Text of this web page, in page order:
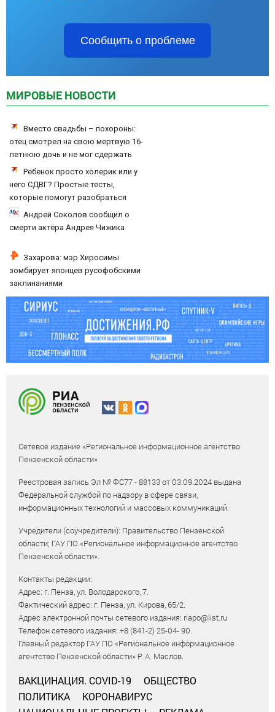
Сообщить о проблеме
МИРОВЫЕ НОВОСТИ
Вместо свадьбы – похороны:
отец смотрел на свою мертвую 16-
летнюю дочь и не мог сдержать
слезыРебенок просто холерик или у
него СДВГ? Простые тесты,
которые помогут разобраться
Андрей Соколов сообщил о
смерти актёра Андрея Чижика
Захарова: мэр Хиросимы
зомбирует японцев русофобскими
заклинаниями
Сетевое издание «Региональное информационное агентство
Пензенской области»
Реестровая запись Эл № ФС77 - 88133 от 03.09.2024 выдана
Федеральной службой по надзору в сфере связи,
информационных технологий и массовых коммуникаций.
Учредители (соучредители): Правительство Пензенской
области; ГАУ ПО «Региональное информационное агентство
Пензенской области».
Контакты редакции:
Адрес: г. Пенза, ул. Володарского, 7.
Фактический адрес: г. Пенза, ул. Кирова, 65/2.
Адрес электронной почты сетевого издания: riapo@list.ru
Телефон сетевого издания: +8 (841-2) 25-04- 90.
Главный редактор ГАУ ПО «Региональное информационное
агентство Пензенской области» Р. А. Маслов.
ВАКЦИНАЦИЯ. COVID-19
ОБЩЕСТВО
ПОЛИТИКА
КОРОНАВИРУС